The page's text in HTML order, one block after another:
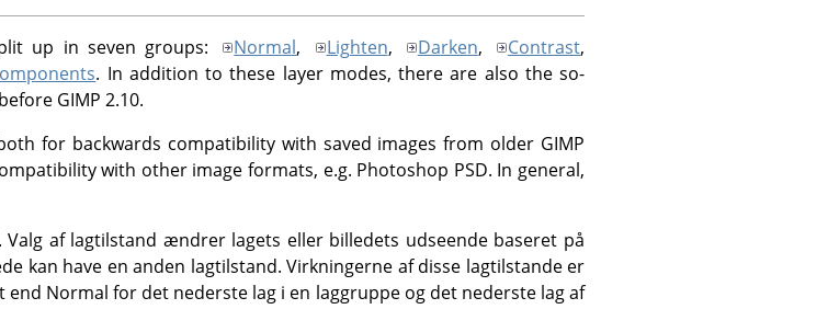
up in seven groups: Normal, Lighten, Darken, Contrast,
. In addition to these layer modes, there are also the so-
GIMP 2.10.
for backwards compatibility with saved images from older GIMP
with other image formats, e.g. Photoshop PSD. In general,
Valg af lagtilstand ændrer lagets eller billedets udseende baseret på
kan have en anden lagtilstand. Virkningerne af disse lagtilstande er
Normal for det nederste lag i en laggruppe og det nederste lag af